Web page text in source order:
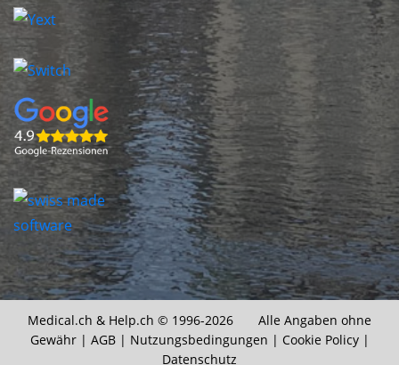
Medical.ch & Help.ch © 1996-2026 Alle Angaben ohne
Gewähr | AGB| Nutzungsbedingungen | Cookie Policy|
Datenschutz